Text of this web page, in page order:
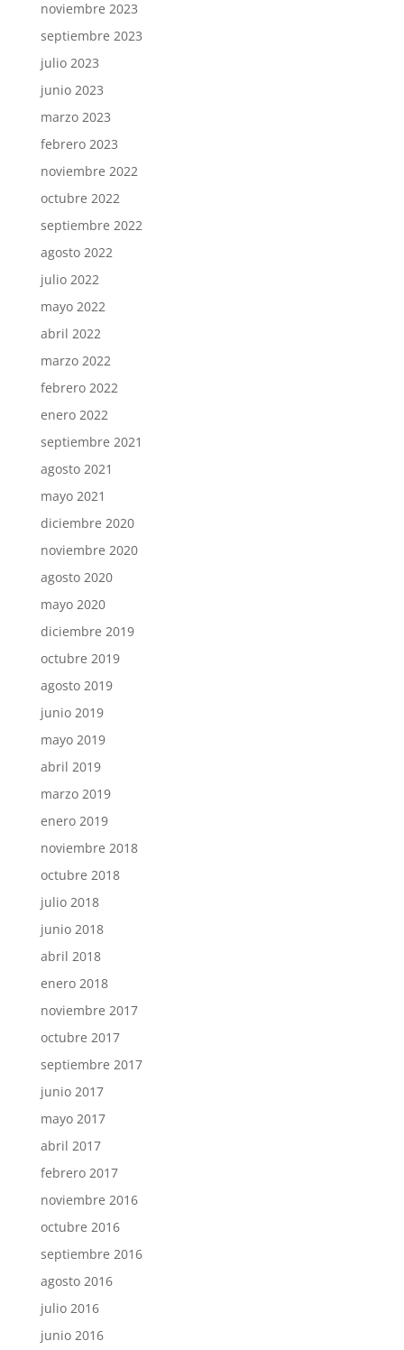
noviembre 2023
septiembre 2023
julio 2023
junio 2023
marzo 2023
febrero 2023
noviembre 2022
octubre 2022
septiembre 2022
agosto 2022
julio 2022
mayo 2022
abril 2022
marzo 2022
febrero 2022
enero 2022
septiembre 2021
agosto 2021
mayo 2021
diciembre 2020
noviembre 2020
agosto 2020
mayo 2020
diciembre 2019
octubre 2019
agosto 2019
junio 2019
mayo 2019
abril 2019
marzo 2019
enero 2019
noviembre 2018
octubre 2018
julio 2018
junio 2018
abril 2018
enero 2018
noviembre 2017
octubre 2017
septiembre 2017
junio 2017
mayo 2017
abril 2017
febrero 2017
noviembre 2016
octubre 2016
septiembre 2016
agosto 2016
julio 2016
junio 2016